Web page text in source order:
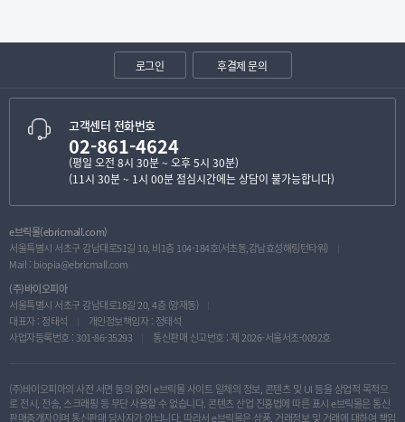
로그인 후결제 문의
고객센터 전화번호
02-861-4624
(평일 오전 8시 30분 ~ 오후 5시 30분)
(11시 30분 ~ 1시 00분 점심시간에는 상담이 불가능합니다)
e브릭몰(ebricmall.com)
서울특별시 서초구 강남대로51길 10, 비1층 104-184호(서초동,강남효성해링턴타워)
Mail : biopia@ebricmall.com
(주)바이오피아
서울특별시 서초구 강남대로18길 20, 4층 (양재동)
대표자 : 정태석
개인정보책임자 : 정태석
사업자등록번호 : 301-86-35293
통신판매 신고번호 : 제 2026-서울서초-0092호
(주)바이오피아의 사전 서면 동의 없이 e브릭몰 사이트 일체의 정보, 콘텐츠 및 UI 등을 상업적 목적으
로 전시, 전송, 스크래핑 등 무단 사용할 수 없습니다. 콘텐츠 산업 진흥법에 따른 표시 e브릭몰은 통신
판매중개자이며 통신판매 당사자가 아닙니다. 따라서 e브릭몰은 상품, 거래정보 및 거래에 대하여 책임